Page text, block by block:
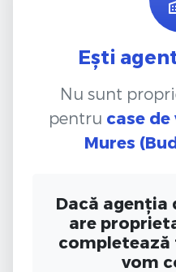
Ești
Nu sunt
pentru case de
Mures
Dacă agenția
are
vom